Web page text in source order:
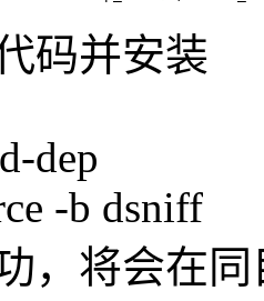
码并安装
dep
-b dsniff
，将会在